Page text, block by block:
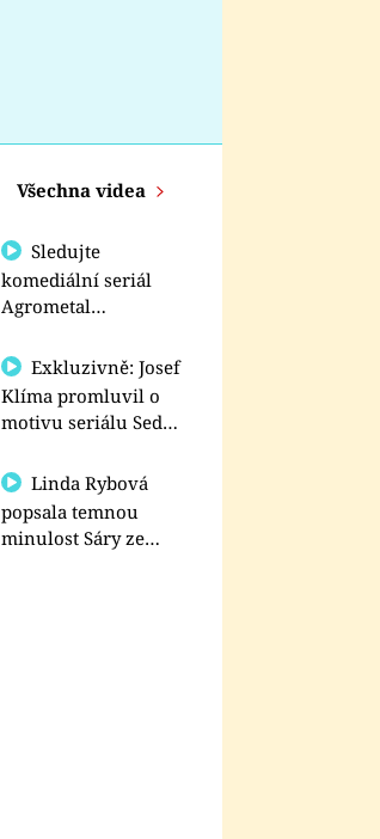
Všechna videa
Sledujte
komediální seriál
Agrometal
prima+
Exkluzivně: Josef
Klíma promluvil o
motivu seriálu Sedm
Linda Rybová
popsala temnou
minulost Sáry ze